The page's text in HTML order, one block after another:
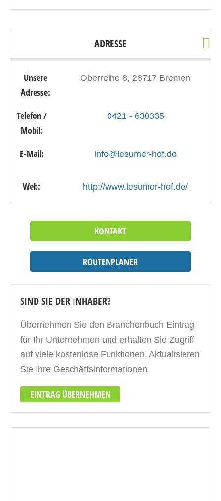
ADRESSE
Unsere
Adresse:
Oberreihe 8, 28717 Bremen
Telefon /
Mobil:
0421 - 630335
E-Mail: info@lesumer-hof.de
Web: http://www.lesumer-hof.de/
KONTAKT
ROUTENPLANER
SIND SIE DER INHABER?
Übernehmen Sie den Branchenbuch Eintrag
für Ihr Unternehmen und erhalten Sie Zugriff
auf viele kostenlose Funktionen. Aktualisieren
Sie Ihre Geschäftsinformationen.
EINTRAG ÜBERNEHMEN